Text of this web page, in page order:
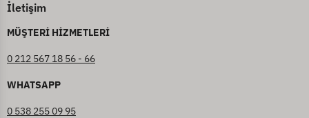
İletişim
MÜŞTERİ HİZMETLERİ
0 212 567 18 56 - 66
WHATSAPP
0 538 255 09 95